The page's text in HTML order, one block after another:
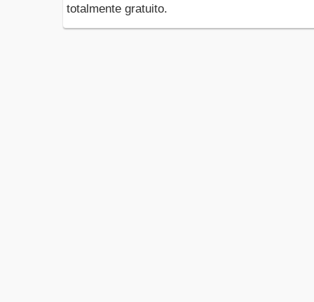
totalmente gratuito.